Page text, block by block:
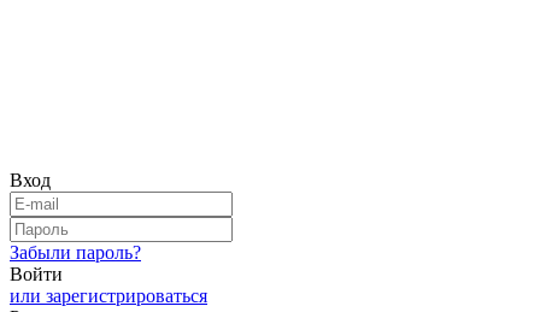
Вход
Забыли пароль?
Войти
или зарегистрироваться